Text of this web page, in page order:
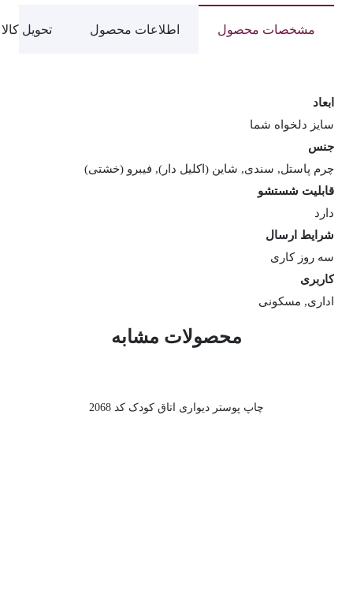
مشخصات محصول اطلاعات محصول تحویل کالا
ابعاد
سایز دلخواه شما
جنس
چرم پاستل, سندی, شاین (اکلیل دار), فیبرو (خشتی)
قابلیت شستشو
دارد
شرایط ارسال
سه روز کاری
کاربری
اداری, مسکونی
محصولات مشابه
چاپ پوستر دیواری اتاق کودک کد 2068